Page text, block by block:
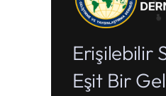
Erişilebilir
Eşit Bir